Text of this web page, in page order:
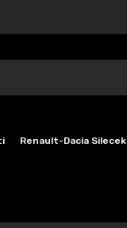
Renault-Dacia Silecek